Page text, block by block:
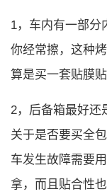
1，车内有一部分
你经常擦，这种
算是买一套贴膜贴
2，后备箱最好还
关于是否要买全
车发生故障需要
拿，而且贴合性